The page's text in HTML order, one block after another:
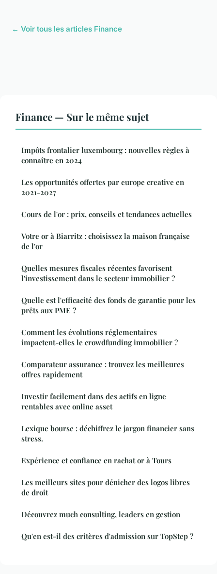
← Voir tous les articles Finance
Finance — Sur le même sujet
Impôts frontalier luxembourg : nouvelles règles à
connaître en 2024
Les opportunités offertes par europe creative en
2021-2027
Cours de l'or : prix, conseils et tendances actuelles
Votre or à Biarritz : choisissez la maison française
de l'or
Quelles mesures fiscales récentes favorisent
l'investissement dans le secteur immobilier ?
Quelle est l'efficacité des fonds de garantie pour les
prêts aux PME ?
Comment les évolutions réglementaires
impactent-elles le crowdfunding immobilier ?
Comparateur assurance : trouvez les meilleures
offres rapidement
Investir facilement dans des actifs en ligne
rentables avec online asset
Lexique bourse : déchiffrez le jargon financier sans
stress.
Expérience et confiance en rachat or à Tours
Les meilleurs sites pour dénicher des logos libres
de droit
Découvrez much consulting, leaders en gestion
Qu'en est-il des critères d'admission sur TopStep ?